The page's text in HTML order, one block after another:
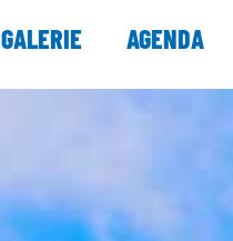
GALERIE AGENDA